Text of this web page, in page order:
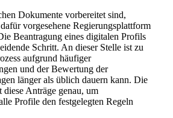
Dokumente vorbereitet sind,
vorgesehene Regierungsplattform
Beantragung eines digitalen Profils
Schritt. An dieser Stelle ist zu
aufgrund häufiger
und der Bewertung der
länger als üblich dauern kann. Die
Anträge genau, um
Profile den festgelegten Regeln